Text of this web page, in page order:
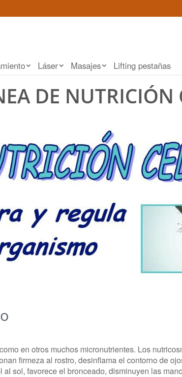
Láser Masajes Lifting pestañas
DE NUTRICIÓN
en otros muchos micronutrientes. Los
firmeza al rostro, desinflama el contorno de
sol, favorece el bronceado, disminuyen las